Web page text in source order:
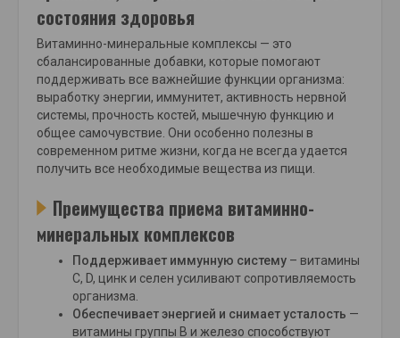
состояния здоровья
Витаминно-минеральные комплексы — это
сбалансированные добавки, которые помогают
поддерживать все важнейшие функции организма:
выработку энергии, иммунитет, активность нервной
системы, прочность костей, мышечную функцию и
общее самочувствие. Они особенно полезны в
современном ритме жизни, когда не всегда удается
получить все необходимые вещества из пищи.
Преимущества приема витаминно-
минеральных комплексов
Поддерживает иммунную систему – витамины
С, D, цинк и селен усиливают сопротивляемость
организма.
Обеспечивает энергией и снимает усталость —
витамины группы В и железо способствуют